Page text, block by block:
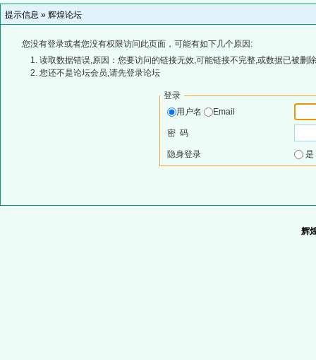
提示信息 » 辉煌论坛
您没有登录或者您没有权限访问此页面，可能有如下几个原因:
读取数据错误,原因：您要访问的链接无效,可能链接不完整,或数据已被删
您还不是论坛会员,请先登录论坛
登录
用户名
Email
密 码
隐身登录
辉